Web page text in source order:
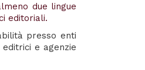
due lingue
editoriali.
presso enti
e agenzie